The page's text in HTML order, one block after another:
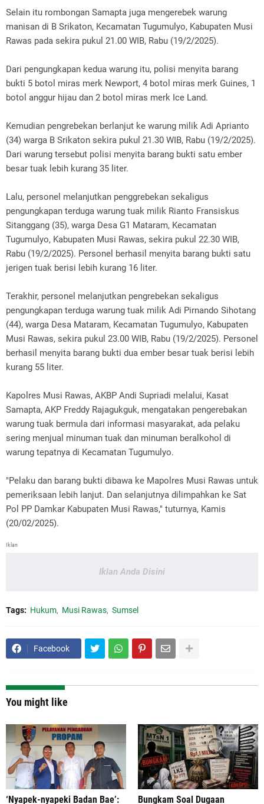
Selain itu rombongan Samapta juga mengerebek warung
manisan di B Srikaton, Kecamatan Tugumulyo, Kabupaten Musi
Rawas pada sekira pukul 21.00 WIB, Rabu (19/2/2025).
Dari pengungkapan kedua warung itu, polisi menyita barang
bukti 5 botol miras merk Newport, 4 botol miras merk Guines, 1
botol anggur hijau dan 2 botol miras merk Ice Land.
Kemudian pengrebekan berlanjut ke warung milik Adi Aprianto
(34) warga B Srikaton sekira pukul 21.30 WIB, Rabu (19/2/2025).
Dari warung tersebut polisi menyita barang bukti satu ember
besar tuak lebih kurang 35 liter.
Lalu, personel melanjutkan penggrebekan sekaligus
pengungkapan terduga warung tuak milik Rianto Fransiskus
Sitanggang (35), warga Desa G1 Mataram, Kecamatan
Tugumulyo, Kabupaten Musi Rawas, sekira pukul 22.30 WIB,
Rabu (19/2/2025). Personel berhasil menyita barang bukti satu
jerigen tuak berisi lebih kurang 16 liter.
Terakhir, personel melanjutkan pengrebekan sekaligus
pengungkapan terduga warung tuak milik Adi Pirnando Sihotang
(44), warga Desa Mataram, Kecamatan Tugumulyo, Kabupaten
Musi Rawas, sekira pukul 23.00 WIB, Rabu (19/2/2025). Personel
berhasil menyita barang bukti dua ember besar tuak berisi lebih
kurang 55 liter.
Kapolres Musi Rawas, AKBP Andi Supriadi melalui, Kasat
Samapta, AKP Freddy Rajagukguk, mengatakan pengerebakan
warung tuak bermula dari informasi masyarakat, ada pelaku
sering menjual minuman tuak dan minuman beralkohol di
warung tepatnya di Kecamatan Tugumulyo.
"Pelaku dan barang bukti dibawa ke Mapolres Musi Rawas untuk
pemeriksaan lebih lanjut. Dan selanjutnya dilimpahkan ke Sat
Pol PP Damkar Kabupaten Musi Rawas," tuturnya, Kamis
(20/02/2025).
Iklan
Iklan Anda Disini
Tags: Hukum Musi Rawas Sumsel
Facebook
You might like
‘Nyapek-nyapeki Badan Bae’:
Bungkam Soal Dugaan